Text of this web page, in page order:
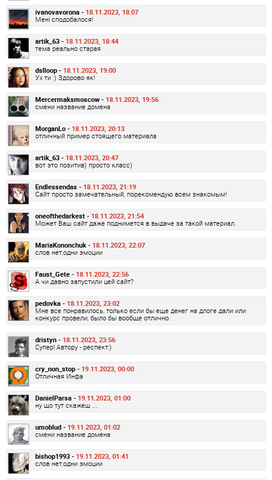
ivanovavorona - 18.11.2023, 18:07
Мені сподобалося!
artik_63 - 18.11.2023, 18:44
тема реально старая
dslloop - 18.11.2023, 19:00
Ух ти :) Здорово як!
Mercermaksmoscow - 18.11.2023, 19:56
смени название домена
MorganLo - 18.11.2023, 20:13
отличный пример стоящего материала
artik_63 - 18.11.2023, 20:47
вот это позитив) просто класс)
Endlessendas - 18.11.2023, 21:19
Сайт просто замечательный, порекомендую всем знакомым!
oneofthedarkest - 18.11.2023, 21:54
Может Ваш сайт даже поднимется в выдаче за такой материал.
MariaKononchuk - 18.11.2023, 22:07
слов нет,одни эмоции
Faust_Gete - 18.11.2023, 22:56
А чи давно запустили цей сайт?
pedovka - 18.11.2023, 23:02
Мне все понравилось, только если бы еще денег на длоге дали или
конкурс провели, было бы вообще отлично.
dristyn - 18.11.2023, 23:56
Супер! Автору - респект:)
cry_non_stop - 19.11.2023, 00:00
Отличная Инфа
DanielParsa - 19.11.2023, 01:00
ну що тут скажеш ...
umoblud - 19.11.2023, 01:02
смени название домена
bishop1993 - 19.11.2023, 01:41
слов нет,одни эмоции